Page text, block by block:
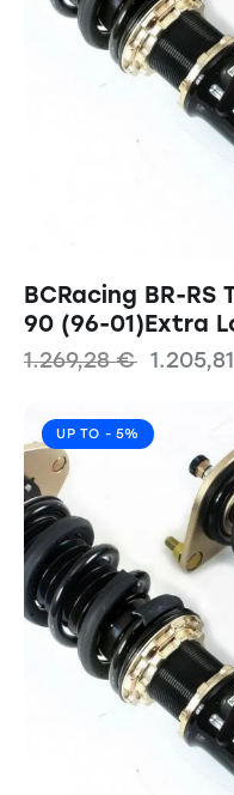
BCRacing BR-RS
90 (96-01)Extra
1.269,28€ 1.205,81
UP TO - 5%